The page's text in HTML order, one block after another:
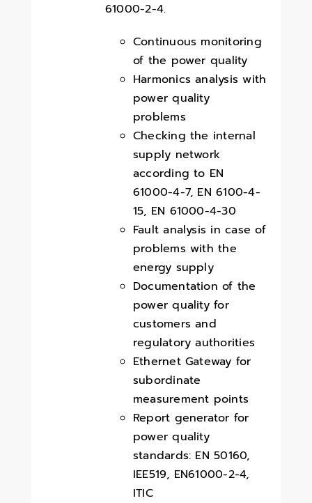
61000-2-4.
Continuous monitoring
of the power quality
Harmonics analysis with
power quality
problems
Checking the internal
supply network
according to EN
61000-4-7, EN 6100-4-
15, EN 61000-4-30
Fault analysis in case of
problems with the
energy supply
Documentation of the
power quality for
customers and
regulatory authorities
Ethernet Gateway for
subordinate
measurement points
Report generator for
power quality
standards: EN 50160,
IEE519, EN61000-2-4,
ITIC